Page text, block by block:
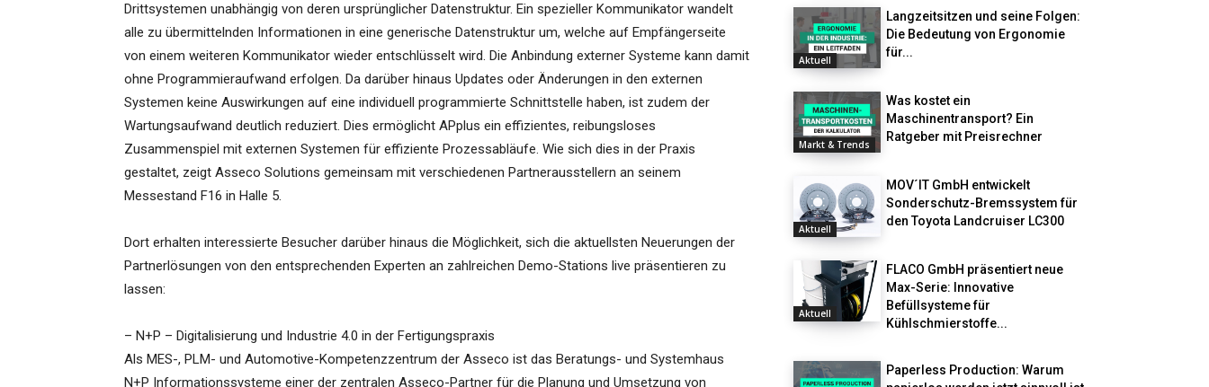
Drittsystemen unabhängig von deren ursprünglicher Datenstruktur. Ein spezieller Kommunikator wandelt
alle zu übermittelnden Informationen in eine generische Datenstruktur um, welche auf Empfängerseite
von einem weiteren Kommunikator wieder entschlüsselt wird. Die Anbindung externer Systeme kann damit
ohne Programmieraufwand erfolgen. Da darüber hinaus Updates oder Änderungen in den externen
Systemen keine Auswirkungen auf eine individuell programmierte Schnittstelle haben, ist zudem der
Wartungsaufwand deutlich reduziert. Dies ermöglicht APplus ein effizientes, reibungsloses
Zusammenspiel mit externen Systemen für effiziente Prozessabläufe. Wie sich dies in der Praxis
gestaltet, zeigt Asseco Solutions gemeinsam mit verschiedenen Partnerausstellern an seinem
Messestand F16 in Halle 5.
Dort erhalten interessierte Besucher darüber hinaus die Möglichkeit, sich die aktuellsten Neuerungen der
Partnerlösungen von den entsprechenden Experten an zahlreichen Demo-Stations live präsentieren zu
lassen:
– N+P – Digitalisierung und Industrie 4.0 in der Fertigungspraxis
Als MES-, PLM- und Automotive-Kompetenzzentrum der Asseco ist das Beratungs- und Systemhaus
N+P Informationssysteme einer der zentralen Asseco-Partner für die Planung und Umsetzung von
Aktuell
Langzeitsitzen und seine Folgen:
Die Bedeutung von Ergonomie
für...
Markt & Trends
Was kostet ein
Maschinentransport? Ein
Ratgeber mit Preisrechner
Aktuell
MOV´IT GmbH entwickelt
Sonderschutz-Bremssystem für
den Toyota Landcruiser LC300
Aktuell
FLACO GmbH präsentiert neue
Max-Serie: Innovative
Befüllsysteme für
Kühlschmierstoffe...
Paperless Production: Warum